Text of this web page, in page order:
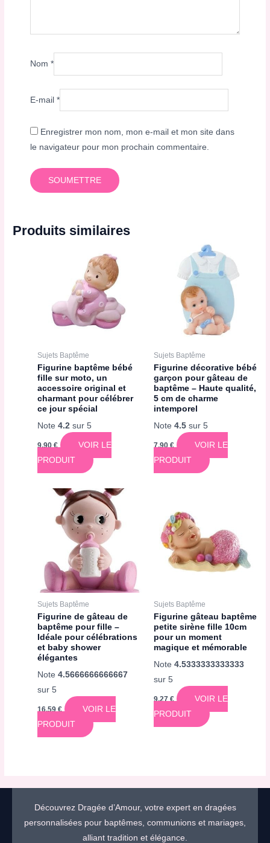
Nom*
E-mail*
Enregistrer mon nom, mon e-mail et mon site dans
le navigateur pour mon prochain commentaire.
Produits similaires
Sujets Baptême
Figurine baptême bébé
fille sur moto, un
accessoire original et
charmant pour célébrer
ce jour spécial
Note4.2 sur 5
9,90€
VOIR LE
PRODUIT
Sujets Baptême
Figurine décorative bébé
garçon pour gâteau de
baptême – Haute qualité,
5 cm de charme
intemporel
Note 4.5sur 5
7,90€
VOIR LE
PRODUIT
Sujets Baptême
Figurine de gâteau de
baptême pour fille –
Idéale pour célébrations
et baby shower
élégantes
Note4.5666666666667
sur 5
16,59€
VOIR LE
PRODUIT
Sujets Baptême
Figurine gâteau baptême
petite sirène fille 10cm
pour un moment
magique et mémorable
Note 4.5333333333333
sur 5
9,27€
VOIR LE
PRODUIT
Découvrez Dragée d’Amour, votre expert en dragées
personnalisées pour baptêmes, communions et mariages,
alliant tradition et élégance.